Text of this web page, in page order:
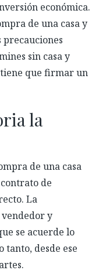
económica.
de una casa y
sin casa y
tiene que firmar un
la
de una casa
de
La
y
se acuerde lo
tanto, desde ese